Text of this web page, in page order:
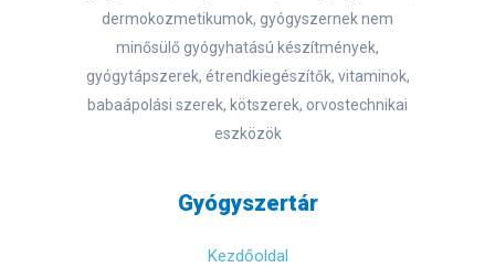
dermokozmetikumok, gyógyszernek nem
minősülő gyógyhatású készítmények,
gyógytápszerek, étrendkiegészítők, vitaminok,
babaápolási szerek, kötszerek, orvostechnikai
eszközök
Gyógyszertár
Kezdőoldal